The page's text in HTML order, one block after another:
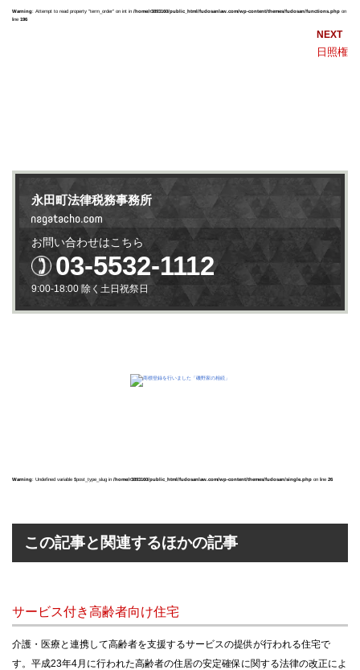
Warning: Attempt to read property "term_order" on int in /home/r3893160/public_html/fudosanlaw.com/wp-content/themes/fudosan/functions.php on
line 196
日照権
永田町法律税務事務所
お問い合わせはこちら
03-5532-1112
9:00-18:00 除く土日祝祭日
Warning: Undefined variable $post_type_slug in /home/r3893160/public_html/fudosanlaw.com/wp-content/themes/fudosan/single.php on line 26
この記事と関連するほかの記事
サービス付き高齢者向け住宅
介護・医療と連携して高齢者を支援するサービスの提供が行われる住宅で
す。平成23年4月に行われた高齢者の住居の安定確保に関する法律の改正によ